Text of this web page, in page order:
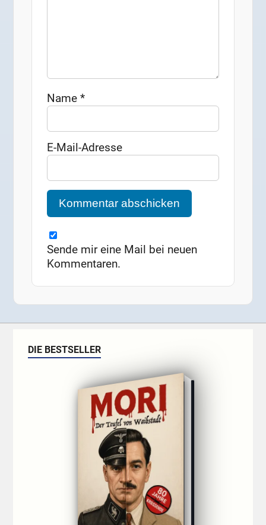
Name*
E-Mail-Adresse
Sende mir eine Mail bei neuen
Kommentaren.
DIE BESTSELLER